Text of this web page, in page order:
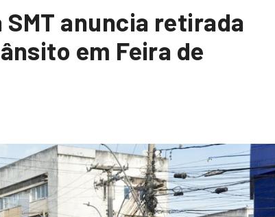
anuncia retirada
em Feira de